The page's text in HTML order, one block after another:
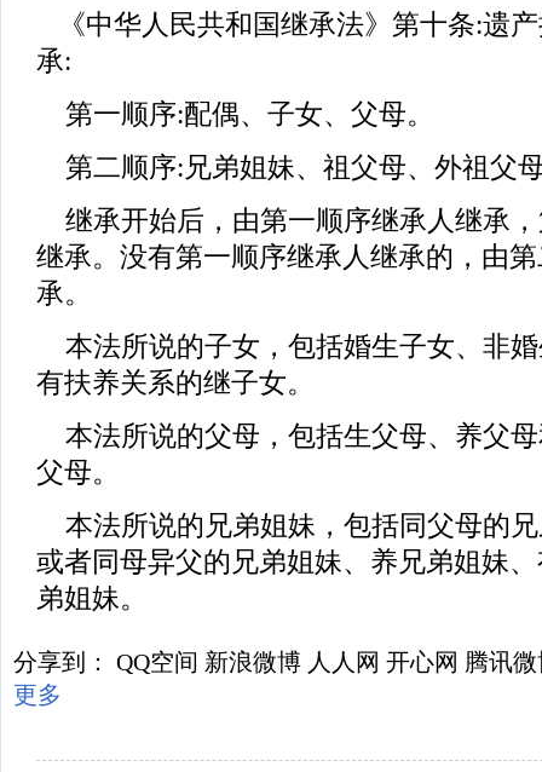
《中华人民共和国继承法》第十条:遗
承:
第一顺序:配偶、子女、父母。
第二顺序:兄弟姐妹、祖父母、外祖父
继承开始后，由第一顺序继承人继承
继承。没有第一顺序继承人继承的，由
承。
本法所说的子女，包括婚生子女、非
有扶养关系的继子女。
本法所说的父母，包括生父母、养父
父母。
本法所说的兄弟姐妹，包括同父母的
或者同母异父的兄弟姐妹、养兄弟姐妹
弟姐妹。
分享到： QQ空间 新浪微博 人人网 开心网 腾讯
更多